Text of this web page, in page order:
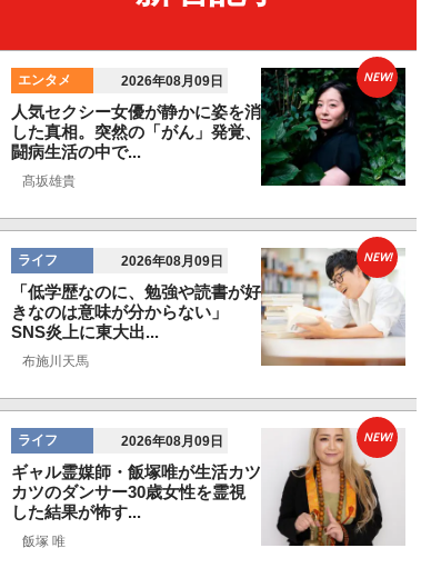
エンタメ 2026年08月09日
人気セクシー女優が静かに姿を消
した真相。突然の「がん」発覚、
闘病生活の中で...
髙坂雄貴
NEW!
ライフ 2026年08月09日
「低学歴なのに、勉強や読書が好
きなのは意味が分からない」
SNS炎上に東大出...
布施川天馬
NEW!
ライフ 2026年08月09日
ギャル霊媒師・飯塚唯が生活カツ
カツのダンサー30歳女性を霊視
した結果が怖す...
飯塚 唯
NEW!